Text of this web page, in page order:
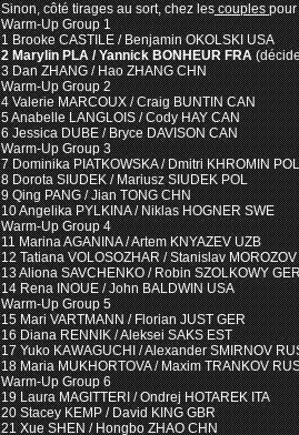
Sinon, côté tirages au sort, chez lescouplespour
Warm-Up Group 1
1 Brooke CASTILE / Benjamin OKOLSKI USA
2 Marylin PLA / Yannick BONHEUR FRA
3 Dan ZHANG / Hao ZHANG CHN
Warm-Up Group 2
4 Valerie MARCOUX / Craig BUNTIN CAN
5 Anabelle LANGLOIS / Cody HAY CAN
6 Jessica DUBE / Bryce DAVISON CAN
Warm-Up Group 3
7 Dominika PIATKOWSKA / Dmitri KHROMIN POL
8 Dorota SIUDEK / Mariusz SIUDEK POL
9 Qing PANG / Jian TONG CHN
10 Angelika PYLKINA / Niklas HOGNER SWE
Warm-Up Group 4
11 Marina AGANINA / Artem KNYAZEV UZB
12 Tatiana VOLOSOZHAR / Stanislav
13 Aliona SAVCHENKO / Robin SZOLKOWY
14 Rena INOUE / John BALDWIN USA
Warm-Up Group 5
15 Mari VARTMANN / Florian JUST GER
16 Diana RENNIK / Aleksei SAKS EST
17 Yuko KAWAGUCHI / Alexander SMIRNOV
18 Maria MUKHORTOVA / Maxim TRANKOV
Warm-Up Group 6
19 Laura MAGITTERI / Ondrej HOTAREK ITA
20 Stacey KEMP / David KING GBR
21 Xue SHEN / Hongbo ZHAO CHN